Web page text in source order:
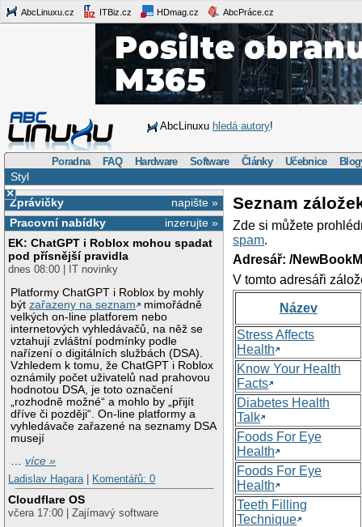
AbcLinuxu.cz ITBiz.cz HDmag.cz AbcPráce.cz
AbcLinuxu hledá autory!
Poradna FAQ Hardware Software Články Učebnice
Styl
×
napište »
Zprávičky
inzerujte »
Pracovní nabídky
EK: ChatGPT i Roblox mohou spadat
pod přísnější pravidla
dnes 08:00 | IT novinky
Platformy ChatGPT i Roblox by mohly
býtzařazeny na seznam
mimořádně
velkých on-line platforem nebo
internetových vyhledávačů, na něž se
vztahují zvláštní podmínky podle
nařízení o digitálních službách (DSA).
Vzhledem k tomu, že ChatGPT i Roblox
oznámily počet uživatelů nad prahovou
hodnotou DSA, je toto označení
„rozhodně možné“ a mohlo by „přijít
dříve či později“. On-line platformy a
vyhledávače zařazené na seznamy DSA
musejí
…více »
Ladislav Hagara
Komentářů: 0
Cloudflare OS
včera 17:00 | Zajímavý software
Seznam
Zde si můžete
spam.
Adresář: /
V tomto adresáři
Název
Stress Affects
Health
Know Your Health
Facts
Diabetes Health
Talk
Foods For Eye
Health
Foods For Eye
Health
Teeth Filling
Technique